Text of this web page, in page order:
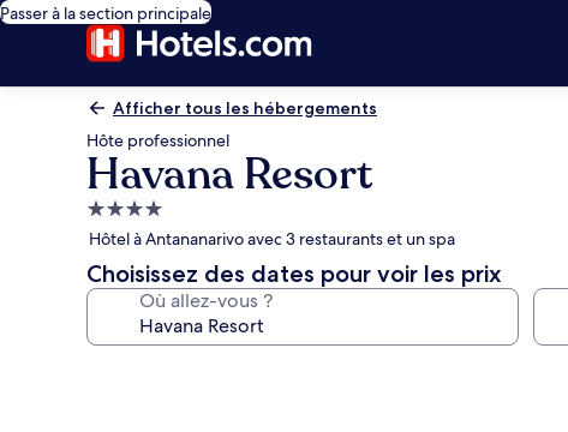
Passer à la section principale
Afficher tous les hébergements
Hôte professionnel
Havana Resort
Hébergement
4.0 étoiles
Hôtel à Antananarivo avec 3 restaurants et un spa
Choisissez des dates pour voir les prix
Où allez-vous ?